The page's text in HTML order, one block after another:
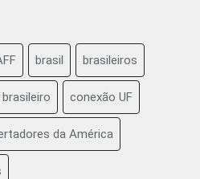
brasil brasileiros
conexão UF
da América